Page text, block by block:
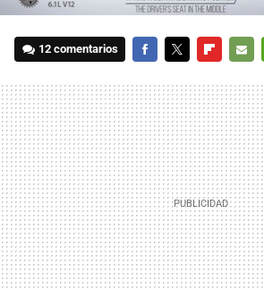
12 comentarios
MAIL